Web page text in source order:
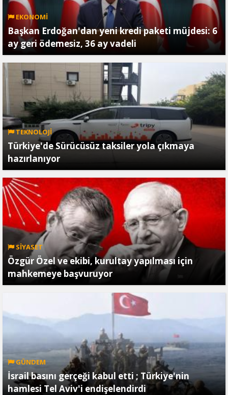
EKONOMİ
Başkan Erdoğan'dan yeni kredi paketi müjdesi: 6
ay geri ödemesiz, 36 ay vadeli
TEKNOLOJİ
Türkiye'de Sürücüsüz taksiler yola çıkmaya
hazırlanıyor
SİYASET
Özgür Özel ve ekibi, kurultay yapılması için
mahkemeye başvuruyor
GÜNDEM
İsrail basını gerçeği kabul etti ; Türkiye'nin
hamlesi Tel Aviv'i endişelendirdi